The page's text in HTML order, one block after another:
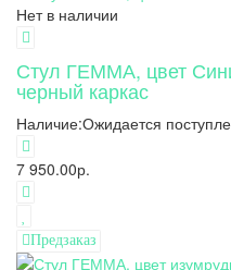
Нет в наличии
Стул ГЕММА, цвет
черный каркас
Наличие:Ожидается
7 950.00р.
Предзаказ